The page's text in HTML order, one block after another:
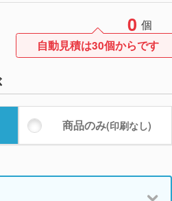
0 個
自動見積は30個からです
商品のみ(印刷なし)